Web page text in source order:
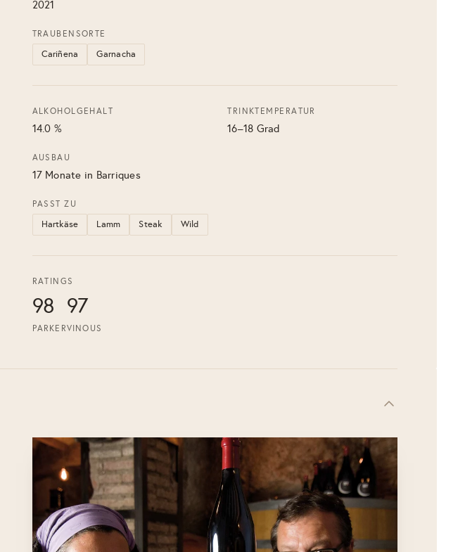
2021
TRAUBENSORTE
Cariñena Garnacha
ALKOHOLGEHALT
14.0 %
TRINKTEMPERATUR
16–18 Grad
AUSBAU
17 Monate in Barriques
PASST ZU
Hartkäse Lamm Steak Wild
RATINGS
98
PARKER
97
VINOUS